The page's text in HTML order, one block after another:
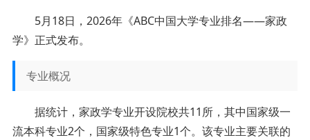
5月18日，2026年《ABC中国大学专业排名——家政
学》正式发布。
专业概况
据统计，家政学专业开设院校共11所，其中国家级一
流本科专业2个，国家级特色专业1个。该专业主要关联的